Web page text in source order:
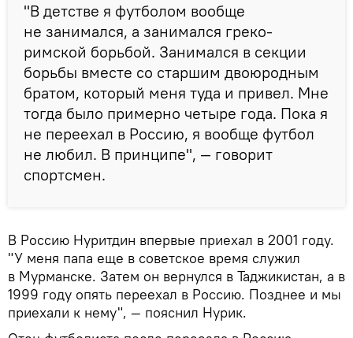
"В детстве я футболом вообще
не занимался, а занимался греко-
римской борьбой. Занимался в секции
борьбы вместе со старшим двоюродным
братом, который меня туда и привел. Мне
тогда было примерно четыре года. Пока я
не переехал в Россию, я вообще футбол
не любил. В принципе", — говорит
спортсмен.
В Россию Нуритдин впервые приехал в 2001 году.
"У меня папа еще в советское время служил
в Мурманске. Затем он вернулся в Таджикистан, а в
1999 году опять переехал в Россию. Позднее и мы
приехали к нему", — пояснил Нурик.